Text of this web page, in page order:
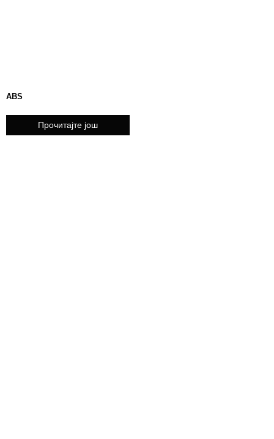
ABS
Прочитајте још